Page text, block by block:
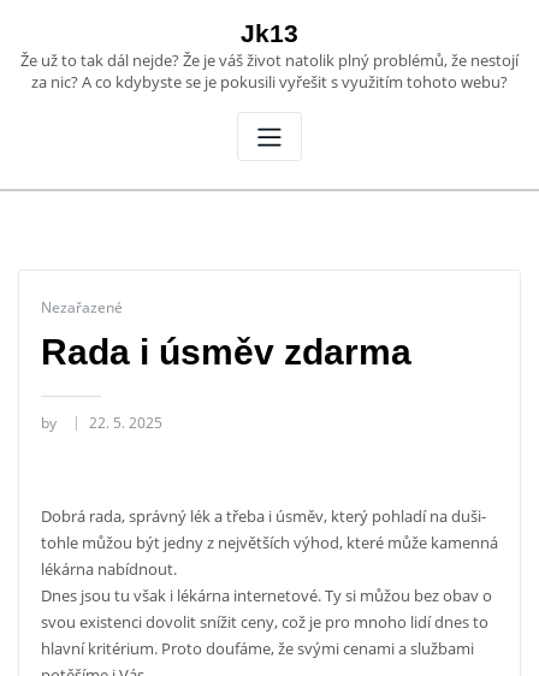
content
Jk13
Že už to tak dál nejde? Že je váš život natolik plný problémů, že nestojí
za nic? A co kdybyste se je pokusili vyřešit s využitím tohoto webu?
Nezařazené
Rada i úsměv zdarma
by 22. 5. 2025
Dobrá rada, správný lék a třeba i úsměv, který pohladí na duši-
tohle můžou být jedny z největších výhod, které může kamenná
lékárnanabídnout.
Dnes jsou tu však i lékárna internetové. Ty si můžou bez obav o
svou existenci dovolit snížit ceny, což je pro mnoho lidí dnes to
hlavní kritérium. Proto doufáme, že svými cenami a službami